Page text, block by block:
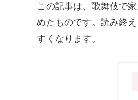
この記事は、歌舞伎で
めたものです。読み終
すくなります。